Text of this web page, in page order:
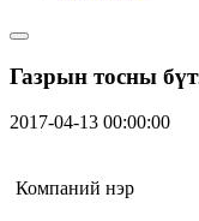
Газрын тосны
2017-04-13 00:00:00
Компаний нэр